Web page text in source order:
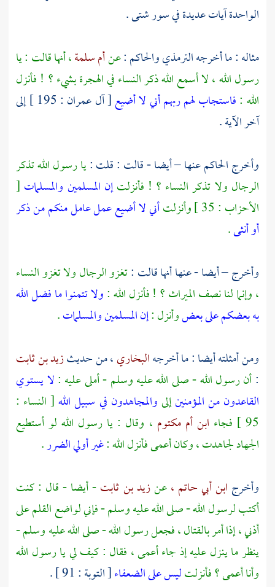
الواحدة آيات عديدة في سور شتى .
مثاله : ما أخرجهالترمذيوالحاكم:عنأم سلمة، أنها قالت : يا
رسول الله ، لا أسمع الله ذكر النساء في الهجرة بشيء ؟ ! فأنزل
الله :فاستجاب لهم ربهم أني لا أضيع
[ آل عمران : 195 ] إلى
آخر الآية .
وأخرجالحاكمعنها – أيضا - قالت : قلت :يا رسول الله تذكر
الرجال ولا تذكر النساء ؟ ! فأنزلتإن المسلمين والمسلمات [
الأحزاب : 35 ] وأنزلت
أني لا أضيع عمل عامل منكم من ذكر
أو أنثى.
وأخرج – أيضا - عنها أنها قالت :تغزو الرجال ولا تغزو النساء
، وإنما لنا نصف الميراث ؟ ! فأنزل الله :ولا تتمنوا ما فضل الله
به بعضكم على بعضوأنزل :إن المسلمين والمسلمات.
ومن أمثلته أيضا : ما أخرجهالبخاري، من حديثزيد بن ثابت
:أن رسول الله - صلى الله عليه وسلم - أملى عليه :لا يستوي
القاعدون من المؤمنينإلىوالمجاهدون في سبيل الله[ النساء :
95 ] فجاء
ابن أم مكتوم ، وقال : يا رسول الله لو أستطيع
الجهاد لجاهدت ، وكان أعمى فأنزل الله :غير أولي الضرر.
وأخرج ابن أبي حاتم ،عنزيد بن ثابت- أيضا - قال : كنت
أكتب لرسول الله - صلى الله عليه وسلم - فإني لواضع القلم على
أذني ، إذا أمر بالقتال ، فجعل رسول الله - صلى الله عليه وسلم -
ينظر ما ينزل عليه إذ جاء أعمى ، فقال : كيف لي يا رسول الله
وأنا أعمى ؟ فأنزلتليس على الضعفاء[ التوبة : 91 ] .